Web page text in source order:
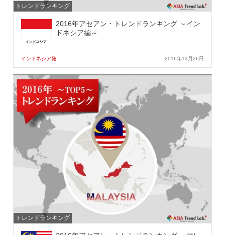
トレンドランキング
2016年アセアン・トレンドランキング ～イン
ドネシア編～
インドネシア発 2016年12月26日
トレンドランキング